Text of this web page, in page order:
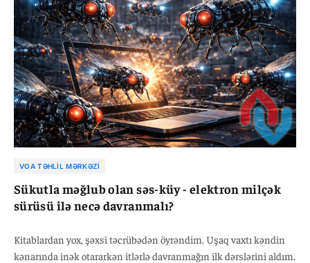
VOA TƏHLIL MƏRKƏZI
Sükutla məğlub olan səs-küy - elektron milçək
sürüsü ilə necə davranmalı?
Kitablardan yox, şəxsi təcrübədən öyrəndim. Uşaq vaxtı kəndin
kənarında inək otararkən itlərlə davranmağın ilk dərslərini aldım.